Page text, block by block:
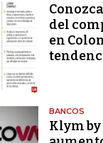
del
en
BANCOS
Klym by